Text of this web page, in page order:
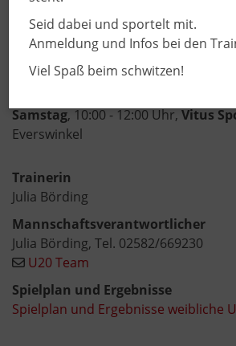
U20 im Kreis Warendorf an.
Donnerstag , 16:30 - 18:30 Uhr,
Samstag, 10:00 - 12:00 Uhr,Vitus
Everswinkel
Trainerin
Julia Börding
Mannschaftsverantwortlicher
Julia Börding, Tel. 02582/669230
U20 Team
Spielplan und Ergebnisse
Spielplan und Ergebnisse weibliche
Seid dabei und sportelt mit.
Anmeldung und Infos bei den
Viel Spaß beim schwitzen!